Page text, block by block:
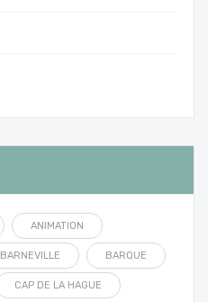
ANIMATION
BARNEVILLE BARQUE
CAP DE LA HAGUE